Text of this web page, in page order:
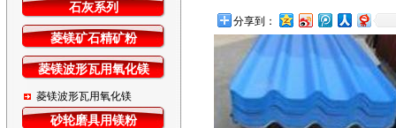
石灰系列
菱镁矿石精矿粉
菱镁波形瓦用氧化镁
菱镁波形瓦用氧化镁
砂轮磨具用镁粉
分享到：